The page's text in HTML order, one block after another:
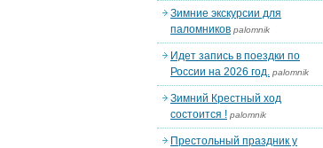
Зимние экскурсии для
паломников palomnik
Идет запись в поездки по
России на 2026 год. palomnik
Зимний Крестный ход
состоится ! palomnik
Престольный праздник у